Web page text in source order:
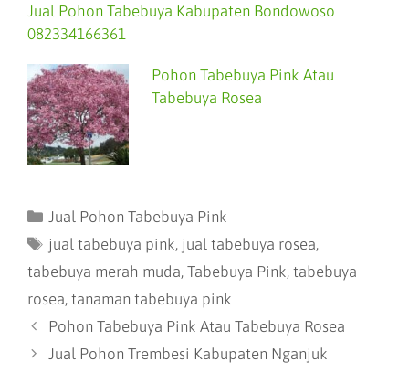
Jual Pohon Tabebuya Kabupaten Bondowoso
082334166361
Pohon Tabebuya Pink Atau
Tabebuya Rosea
Jual Pohon Tabebuya Pink
jual tabebuya pink, jual tabebuya rosea,
tabebuya merah muda, Tabebuya Pink, tabebuya
rosea, tanaman tabebuya pink
Pohon Tabebuya Pink Atau Tabebuya Rosea
Jual Pohon Trembesi Kabupaten Nganjuk